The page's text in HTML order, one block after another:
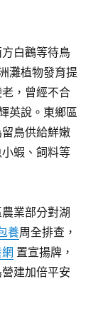
白鸛等待鳥
灘植物發育提
，曾經不合
英說。東鄉區
鳥供給鮮嫩
蝦、飼料等
業部分對湖
養周全排查，
置宣揚牌，
建加倍平安